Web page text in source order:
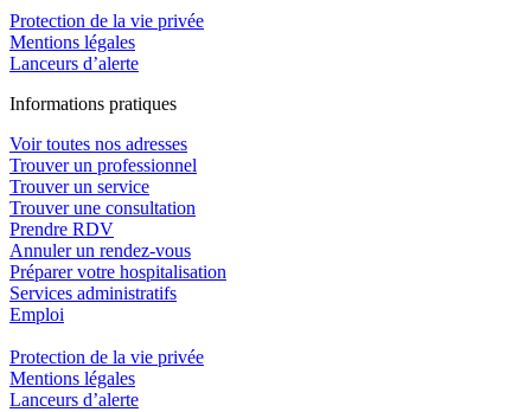
Protection de la vie privée
Mentions légales
Lanceurs d’alerte
Informations pratiques
Voir toutes nos adresses
Trouver un professionnel
Trouver un service
Trouver une consultation
Prendre RDV
Annuler un rendez-vous
Préparer votre hospitalisation
Services administratifs
Emploi​
Protection de la vie privée
Mentions légales
Lanceurs d’alerte